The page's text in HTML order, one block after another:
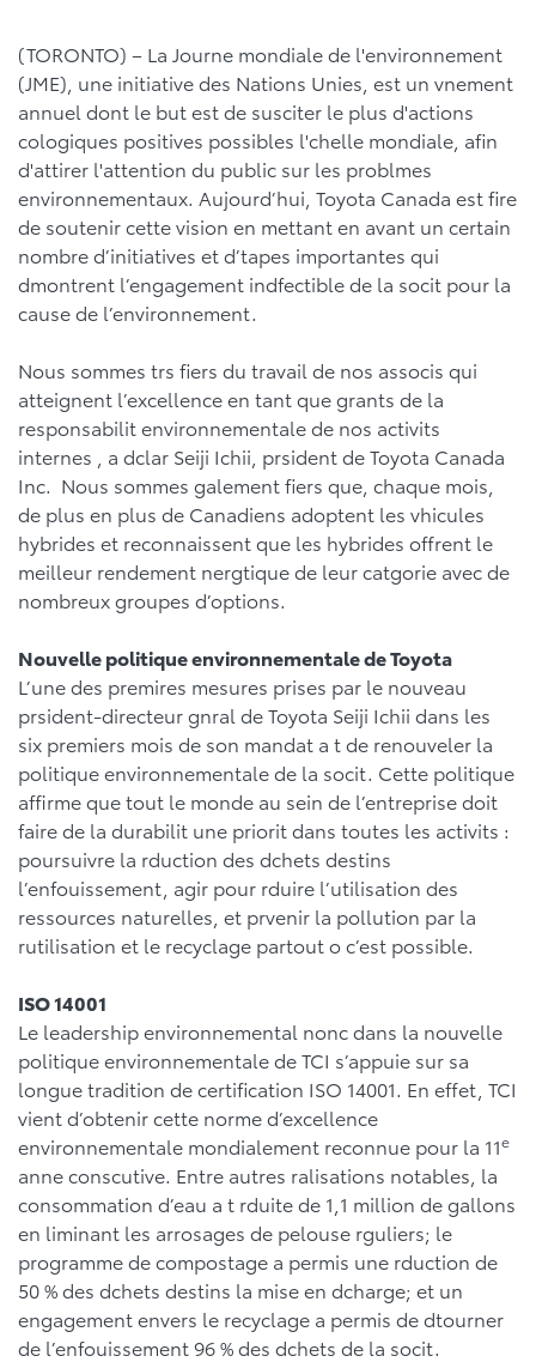
(TORONTO) – La Journe mondiale de l'environnement
(JME), une initiative des Nations Unies, est un vnement
annuel dont le but est de susciter le plus d'actions
cologiques positives possibles l'chelle mondiale, afin
d'attirer l'attention du public sur les problmes
environnementaux. Aujourd’hui, Toyota Canada est fire
de soutenir cette vision en mettant en avant un certain
nombre d’initiatives et d’tapes importantes qui
dmontrent l’engagement indfectible de la socit pour la
cause de l’environnement.
Nous sommes trs fiers du travail de nos associs qui
atteignent l’excellence en tant que grants de la
responsabilit environnementale de nos activits
internes , a dclar Seiji Ichii, prsident de Toyota Canada
Inc. Nous sommes galement fiers que, chaque mois,
de plus en plus de Canadiens adoptent les vhicules
hybrides et reconnaissent que les hybrides offrent le
meilleur rendement nergtique de leur catgorie avec de
nombreux groupes d’options.
Nouvelle politique environnementale de Toyota
L’une des premires mesures prises par le nouveau
prsident-directeur gnral de Toyota Seiji Ichii dans les
six premiers mois de son mandat a t de renouveler la
politique environnementale de la socit. Cette politique
affirme que tout le monde au sein de l’entreprise doit
faire de la durabilit une priorit dans toutes les activits :
poursuivre la rduction des dchets destins
l’enfouissement, agir pour rduire l’utilisation des
ressources naturelles, et prvenir la pollution par la
rutilisation et le recyclage partout o c’est possible.
ISO 14001
Le leadership environnemental nonc dans la nouvelle
politique environnementale de TCI s’appuie sur sa
longue tradition de certification ISO 14001. En effet, TCI
vient d’obtenir cette norme d’excellence
environnementale mondialement reconnue pour la 11e
anne conscutive. Entre autres ralisations notables, la
consommation d’eau a t rduite de 1,1 million de gallons
en liminant les arrosages de pelouse rguliers; le
programme de compostage a permis une rduction de
50 % des dchets destins la mise en dcharge; et un
engagement envers le recyclage a permis de dtourner
de l’enfouissement 96 % des dchets de la socit.